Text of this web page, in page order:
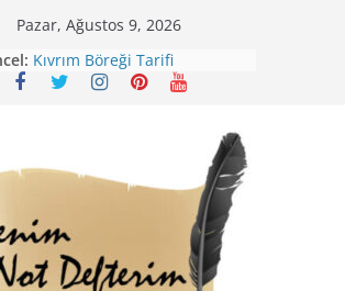
Pazar, Ağustos 9, 2026
Mirik Köfte Tarifi – Sivas
Kıvrım Böreği Tarifi
Karabuğday Pilavı Tarifi